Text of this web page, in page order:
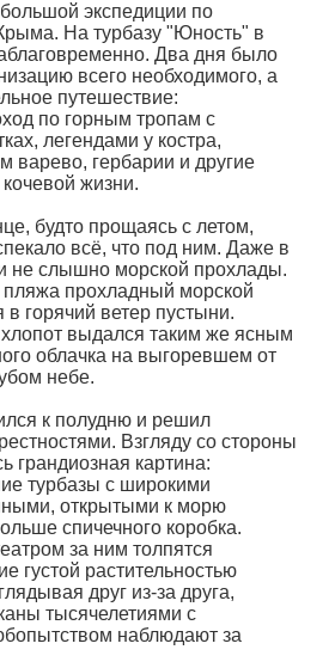
экспедиции по
На турбазу "Юность" в
Два дня было
всего необходимого, а
путешествие:
по горным тропам с
легендами у костра,
варево, гербарии и другие
жизни.
будто прощаясь с летом,
всё, что под ним. Даже в
не слышно морской прохлады.
пляжа прохладный морской
горячий ветер пустыни.
выдался таким же ясным
облачка на выгоревшем от
небе.
к полудню и решил
Взгляду со стороны
грандиозная картина:
турбазы с широкими
открытыми к морю
спичечного коробка.
за ним толпятся
густой растительностью
друг из-за друга,
тысячелетиями с
наблюдают за